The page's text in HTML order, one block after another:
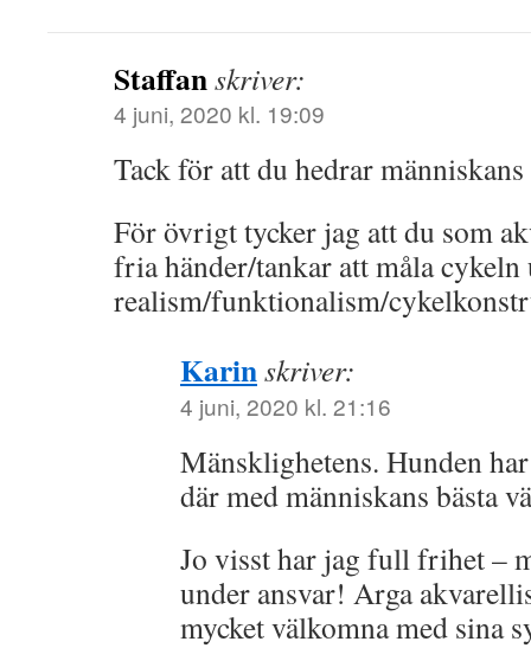
Staffanskriver:
4 juni, 2020 kl. 19:09
Tack för att du hedrar människans
För övrigt tycker jag att du som
fria händer/tankar att måla cykeln
realism/funktionalism/
Karinskriver:
4 juni, 2020 kl. 21:16
Mänsklighetens. Hunden
där med människans bästa
Jo visst har jag full frihet –
under ansvar! Arga
mycket välkomna med sina